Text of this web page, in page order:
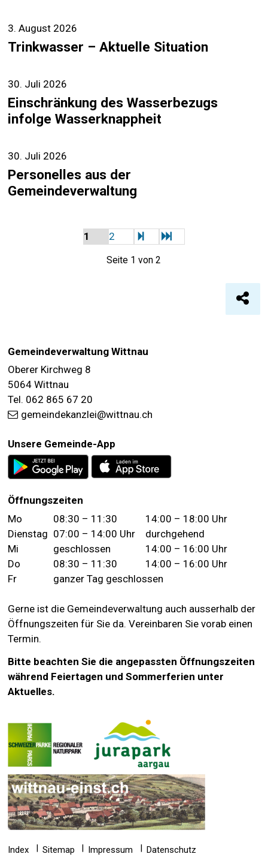
Trinkwasser – Aktuelle Situation
3. August 2026
Einschränkung des Wasserbezugs
infolge Wasserknappheit
30. Juli 2026
Personelles aus der
Gemeindeverwaltung
30. Juli 2026
1 2 weiter
Seite 1 von 2
FOOTER
Gemeindeverwaltung Wittnau
Oberer Kirchweg 8
5064 Wittnau
Tel. 062 865 67 20
gemeindekanzlei@wittnau.ch
Unsere Gemeinde-App
Öffnungszeiten
WochentagVormittagNachmittag
Mo 08:30 – 11:30
14:00 – 18:00 Uhr
Dienstag 07:00 – 14:00 Uhr
durchgehend
Mi
geschlossen
14:00 – 16:00 Uhr
Do
08:30 – 11:30
14:00 – 16:00 Uhr
Fr
ganzer Tag geschlossen
Gerne ist die Gemeindeverwaltung auch ausserhalb der
Öffnungszeiten für Sie da. Vereinbaren Sie vorab einen
Termin.
Bitte beachten Sie die angepassten Öffnungszeiten
während Feiertagen und Sommerferien unter
Aktuelles.
Index Sitemap Impressum Datenschutz